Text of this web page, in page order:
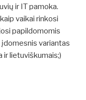
ir IT pamoka.
vaikai rinkosi
papildomomis
įdomesnis variantas
ir lietuviškumais;)